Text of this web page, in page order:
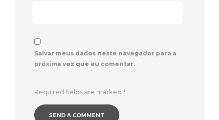
Salvar meus dados neste navegador para a
próxima vez que eu comentar.
Required fields are marked *